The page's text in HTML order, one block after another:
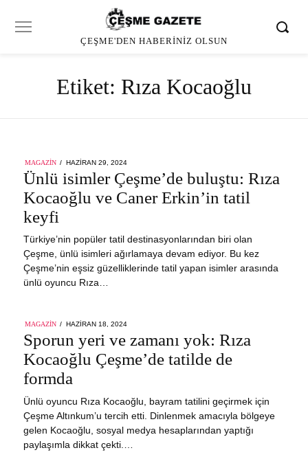
ÇEŞME'DEN HABERINIZ OLSUN
Etiket: Rıza Kocaoğlu
MAGAZIN
POSTED
ON
HAZIRAN 29, 2024
Ünlü isimler Çeşme’de buluştu: Rıza
Kocaoğlu ve Caner Erkin’in tatil
keyfi
Türkiye’nin popüler tatil destinasyonlarından biri olan
Çeşme, ünlü isimleri ağırlamaya devam ediyor. Bu kez
Çeşme’nin eşsiz güzelliklerinde tatil yapan isimler arasında
ünlü oyuncu Rıza…
MAGAZIN
POSTED
HAZIRAN 18, 2024
Sporun yeri ve zamanı yok: Rıza
Kocaoğlu Çeşme’de tatilde de
formda
Ünlü oyuncu Rıza Kocaoğlu, bayram tatilini geçirmek için
Çeşme Altınkum’u tercih etti. Dinlenmek amacıyla bölgeye
gelen Kocaoğlu, sosyal medya hesaplarından yaptığı
paylaşımla dikkat çekti.…